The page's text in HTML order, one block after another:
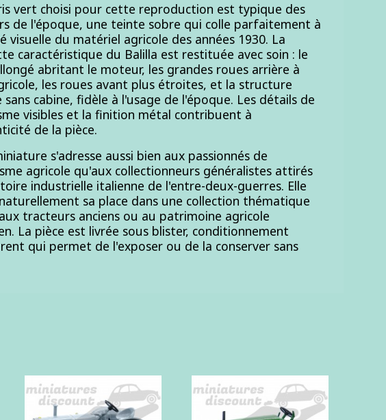
vert choisi pour cette reproduction est typique des
de l'époque, une teinte sobre qui colle parfaitement à
visuelle du matériel agricole des années 1930. La
caractéristique du Balilla est restituée avec soin : le
abritant le moteur, les grandes roues arrière à
les roues avant plus étroites, et la structure
cabine, fidèle à l'usage de l'époque. Les détails de
visibles et la finition métal contribuent à
de la pièce.
s'adresse aussi bien aux passionnés de
agricole qu'aux collectionneurs généralistes attirés
industrielle italienne de l'entre-deux-guerres. Elle
sa place dans une collection thématique
tracteurs anciens ou au patrimoine agricole
La pièce est livrée sous blister, conditionnement
qui permet de l'exposer ou de la conserver sans